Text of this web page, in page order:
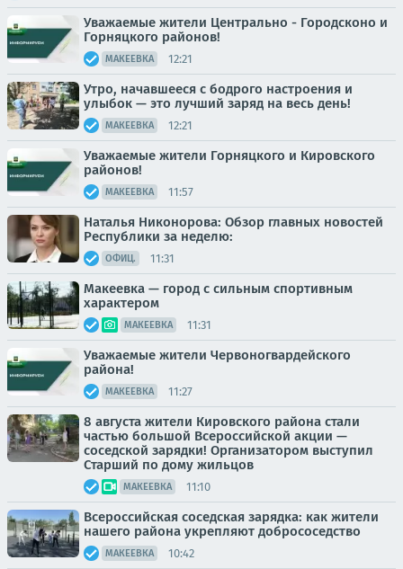
Уважаемые жители Центрально - Городсконо и
Горняцкого районов!
МАКЕЕВКА 12:21
Утро, начавшееся с бодрого настроения и
улыбок — это лучший заряд на весь день!
МАКЕЕВКА 12:21
Уважаемые жители Горняцкого и Кировского
районов!
МАКЕЕВКА 11:57
Наталья Никонорова: Обзор главных новостей
Республики за неделю:
ОФИЦ. 11:31
Макеевка — город с сильным спортивным
характером
МАКЕЕВКА 11:31
Уважаемые жители Червоногвардейского
района!
МАКЕЕВКА 11:27
8 августа жители Кировского района стали
частью большой Всероссийской акции —
соседской зарядки! Организатором выступил
Старший по дому жильцов
МАКЕЕВКА 11:10
Всероссийская соседская зарядка: как жители
нашего района укрепляют добрососедство
МАКЕЕВКА 10:42